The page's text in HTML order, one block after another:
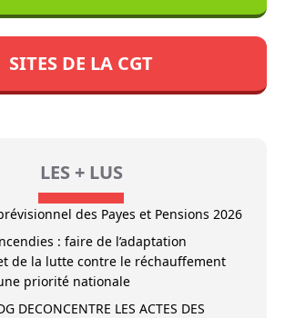
SITES DE LA CGT
LES + LUS
des Payes et Pensions 2026
: faire de l’adaptation
de la lutte contre le réchauffement
priorité nationale
DECONCENTRE LES ACTES DES